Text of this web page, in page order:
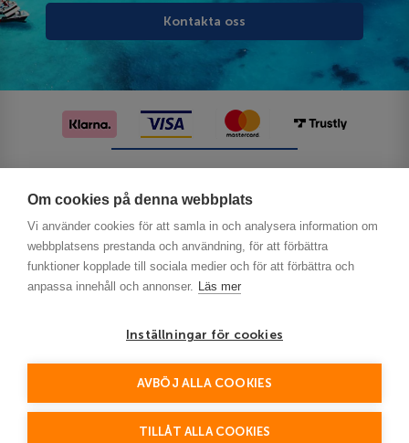
Om cookies på denna webbplats
Vi använder cookies för att samla in och analysera information om
webbplatsens prestanda och användning, för att förbättra
funktioner kopplade till sociala medier och för att förbättra och
anpassa innehåll och annonser. Läs mer
Inställningar för cookies
AVBÖJ ALLA COOKIES
TILLÅT ALLA COOKIES
Kontakta oss
This site is protected by reCAPTCHA and the Google
Policy and Terms of Service apply.